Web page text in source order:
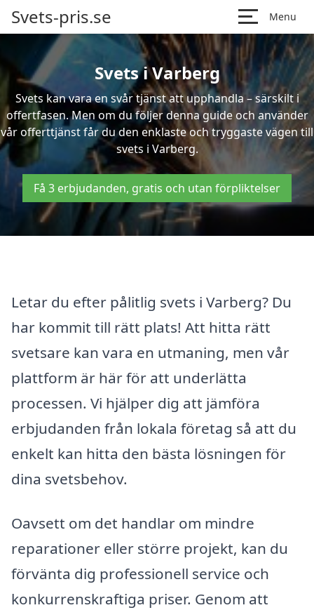
Svets-pris.se Menu
Svets i Varberg
Svets kan vara en svår tjänst att upphandla – särskilt i
offertfasen. Men om du följer denna guide och använder
vår offerttjänst får du den enklaste och tryggaste vägen till
svets i Varberg.
Få 3 erbjudanden, gratis och utan förpliktelser
Letar du efter pålitlig svets i Varberg? Du
har kommit till rätt plats! Att hitta rätt
svetsare kan vara en utmaning, men vår
plattform är här för att underlätta
processen. Vi hjälper dig att jämföra
erbjudanden från lokala företag så att du
enkelt kan hitta den bästa lösningen för
dina svetsbehov.
Oavsett om det handlar om mindre
reparationer eller större projekt, kan du
förvänta dig professionell service och
konkurrenskraftiga priser. Genom att